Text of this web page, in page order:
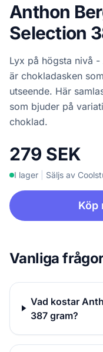
Anthon
Selection
Lyx på högsta nivå
är chokladasken
utseende. Här
som bjuder på
choklad.
279 SEK
I lager Säljs av
Köp
Vanliga
Vad kostar
387 gram?